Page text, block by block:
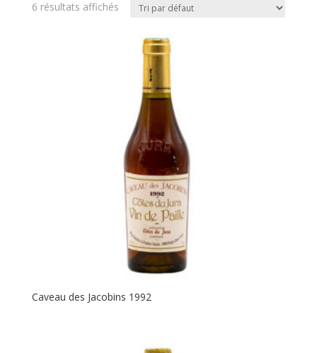
6 résultats affichés
Caveau des Jacobins 1992